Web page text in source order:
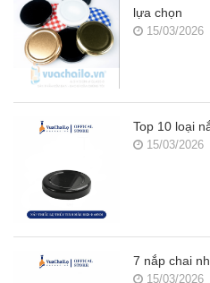
lựa chọn
15/03/2026
Top 10 loại
15/03/2026
7 nắp chai
15/03/2026